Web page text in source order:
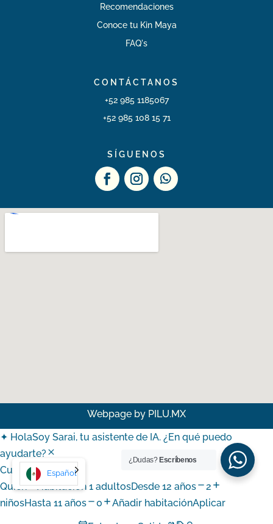
Recomendaciones
Conoce tu Kin Maya
FAQ's
CONTÁCTANOS
+52 985 1185067
+52 985 108 15 71
SÍGUENOS
Webpage by PILU.MX
¿Dudas? Escríbenos
Español
✦ HolaSoy Sarai, tu asistente de IA. ¿En qué puedo
ayudarte?
Cuándo
Quién
Habitación 1 adultosDesde 12 años
2
niñosHasta 11 años 0 Añadir habitaciónAplicar